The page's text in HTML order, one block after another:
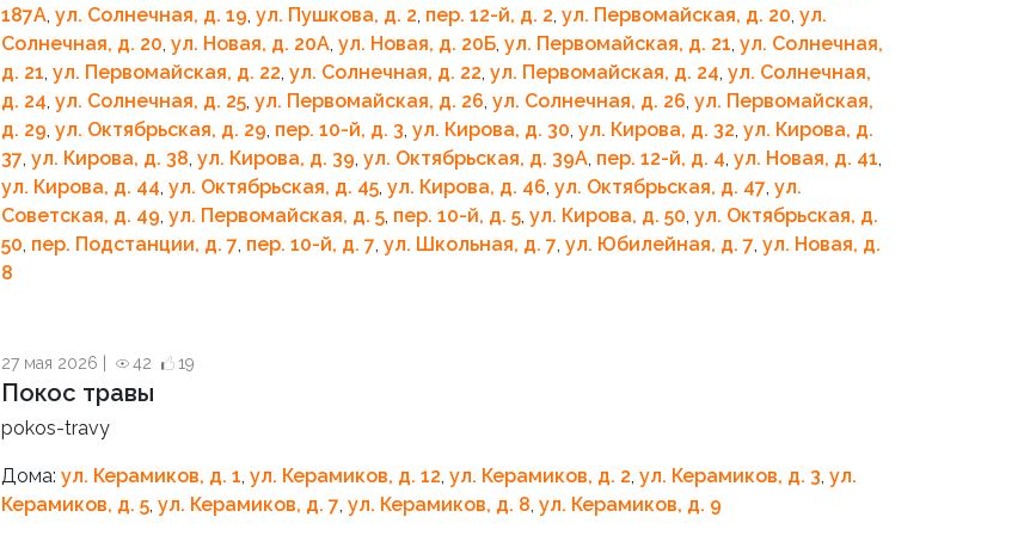
187А, ул. Солнечная, д. 19, ул. Пушкова, д. 2, пер. 12-й, д. 2, ул. Первомайская, д. 20, ул.
Солнечная, д. 20, ул. Новая, д. 20А, ул. Новая, д. 20Б, ул. Первомайская, д. 21, ул. Солнечная,
д. 21, ул. Первомайская, д. 22, ул. Солнечная, д. 22, ул. Первомайская, д. 24, ул. Солнечная,
д. 24, ул. Солнечная, д. 25, ул. Первомайская, д. 26, ул. Солнечная, д. 26, ул. Первомайская,
д. 29, ул. Октябрьская, д. 29, пер. 10-й, д. 3, ул. Кирова, д. 30, ул. Кирова, д. 32, ул. Кирова, д.
37, ул. Кирова, д. 38, ул. Кирова, д. 39, ул. Октябрьская, д. 39А, пер. 12-й, д. 4, ул. Новая, д. 41,
ул. Кирова, д. 44, ул. Октябрьская, д. 45, ул. Кирова, д. 46, ул. Октябрьская, д. 47, ул.
Советская, д. 49, ул. Первомайская, д. 5, пер. 10-й, д. 5, ул. Кирова, д. 50, ул. Октябрьская, д.
50, пер. Подстанции, д. 7, пер. 10-й, д. 7, ул. Школьная, д. 7, ул. Юбилейная, д. 7, ул. Новая, д.
8
27 мая 2026 | 42 19
Покос травы
pokos-travy
Дома: ул. Керамиков, д. 1, ул. Керамиков, д. 12, ул. Керамиков, д. 2, ул. Керамиков, д. 3, ул.
Керамиков, д. 5, ул. Керамиков, д. 7, ул. Керамиков, д. 8, ул. Керамиков, д. 9